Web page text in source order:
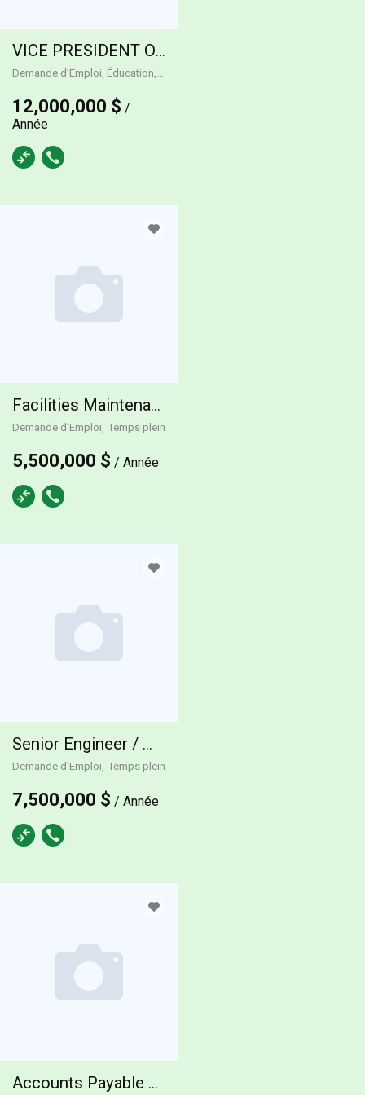
VICE PRESIDENT OF INFORMATION TECHNOLOGY
Demande d’Emploi, Éducation Temps plein
12,000,000 $ /
Année
Facilities Maintenance
Demande d’Emploi Temps plein
5,500,000 $ / Année
Senior Engineer / Manager
Demande d’Emploi Temps plein
7,500,000 $ / Année
Accounts Payable Accountant